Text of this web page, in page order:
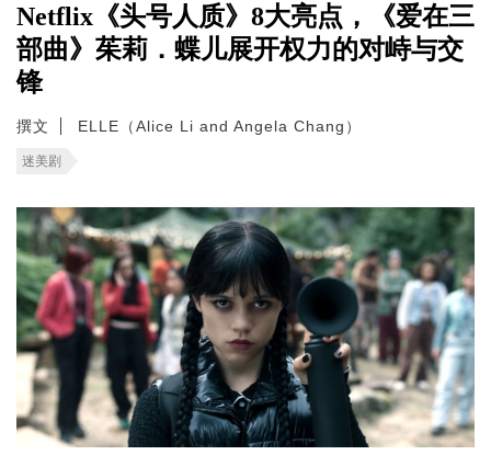
Netflix《头号人质》8大亮点，《爱在三
部曲》茱莉．蝶儿展开权力的对峙与交
锋
撰文 ELLE（Alice Li and Angela Chang）
迷美剧